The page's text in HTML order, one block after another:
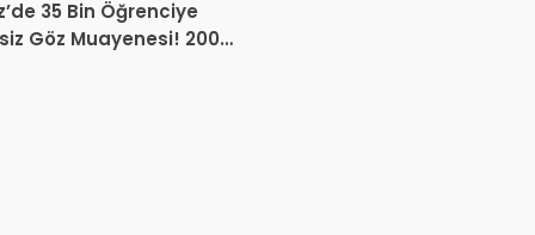
Proje Var mı?”
35 Bin Öğrenciye
Göz Muayenesi! 200